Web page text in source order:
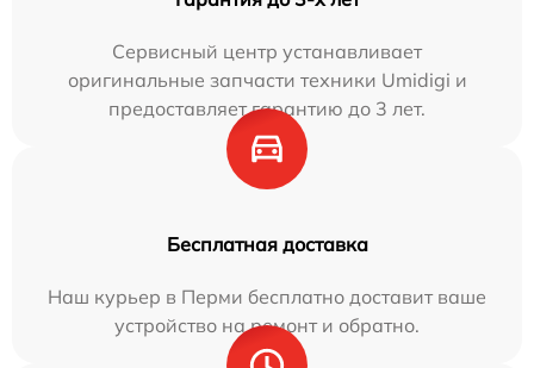
Сервисный центр устанавливает
оригинальные запчасти техники Umidigi и
предоставляет гарантию до 3 лет.
Бесплатная доставка
Наш курьер в Перми бесплатно доставит ваше
устройство на ремонт и обратно.